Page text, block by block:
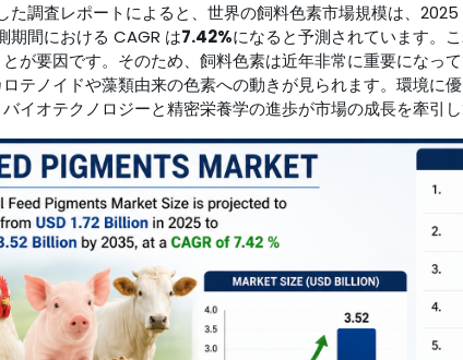
調査レポートによると、世界の飼料色素市場規模は、2025
期間における CAGR は7.42%になると予測されています。
が要因です。そのため、飼料色素は近年非常に重要になっ
テノイドや藻類由来の色素への動きが見られます。環境に
イオテクノロジーと精密栄養学の進歩が市場の成長を牽引し